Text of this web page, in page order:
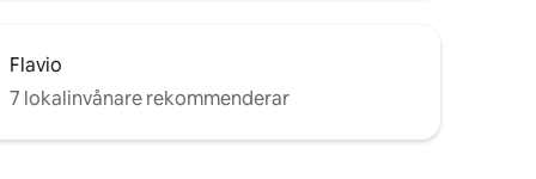
Flavio
7 lokalinvånare rekommenderar